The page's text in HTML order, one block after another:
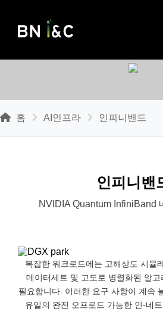
홈 AI인프라 인피니밴드
인피니밴
NVIDIA Quantum InfiniBand
복잡한 워크로드에는 고해상도 시뮬
데이터세트 및 고도로 병렬화된 알
필요합니다. 이러한 요구 사항이 계속
유일의 완전 오프로드 가능한 인-네